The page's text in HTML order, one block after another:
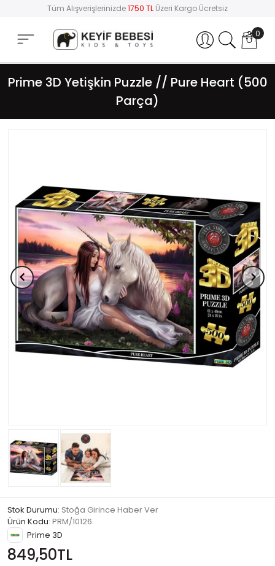
Tüm Alışverişlerinizde1750 TL Üzeri Kargo Ücretsiz
Hesabım 0
Prime 3D Yetişkin Puzzle // Pure Heart (500
Parça)
Stok Durumu: Stoğa Girince Haber Ver
Ürün Kodu: PRM/10126
Prime 3D
849,50TL